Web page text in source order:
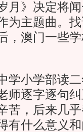
月》决定将
为主题曲。
，澳门一些
小学部读二
师逐字逐句
苦，后来几
有什么意义